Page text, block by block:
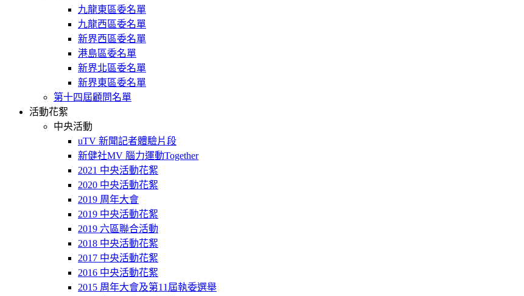
九龍東區委名單
九龍西區委名單
新界西區委名單
港島區委名單
新界北區委名單
新界東區委名單
第十四屆顧問名單
活動花絮
中央活動
uTV 新聞記者體驗片段
新健社MV 腦力運動Together
2021 中央活動花絮
2020 中央活動花絮
2019 周年大會
2019 中央活動花絮
2019 六區聯合活動
2018 中央活動花絮
2017 中央活動花絮
2016 中央活動花絮
2015 周年大會及第11屆執委選舉